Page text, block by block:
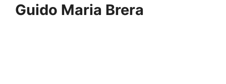
Guido Maria Brera